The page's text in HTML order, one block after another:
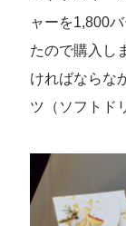
ャーを1,800
たので購入し
ければならな
ツ（ソフトド